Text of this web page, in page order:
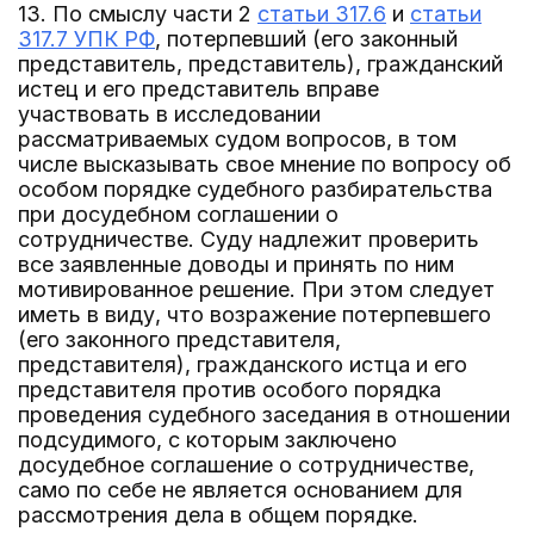
13. По смыслу части 2 статьи 317.6 и статьи
317.7 УПК РФ, потерпевший (его законный
представитель, представитель), гражданский
истец и его представитель вправе
участвовать в исследовании
рассматриваемых судом вопросов, в том
числе высказывать свое мнение по вопросу об
особом порядке судебного разбирательства
при досудебном соглашении о
сотрудничестве. Суду надлежит проверить
все заявленные доводы и принять по ним
мотивированное решение. При этом следует
иметь в виду, что возражение потерпевшего
(его законного представителя,
представителя), гражданского истца и его
представителя против особого порядка
проведения судебного заседания в отношении
подсудимого, с которым заключено
досудебное соглашение о сотрудничестве,
само по себе не является основанием для
рассмотрения дела в общем порядке.